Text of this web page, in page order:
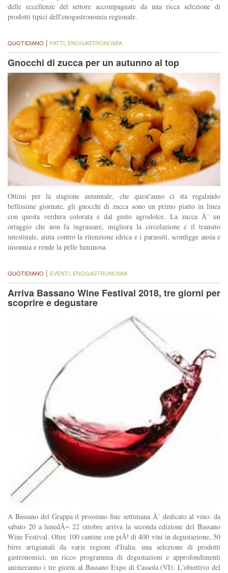
delle eccellenze del settore accompagnate da una ricca selezione di
prodotti tipici dell'enogastronomia regionale.
QUOTIDIANO | FATTI ENOGASTRONOMIA
Gnocchi di zucca per un autunno al top
Ottimi per la stagione autunnale, che quest'anno ci sta regalando
bellissime giornate, gli gnocchi di zucca sono un primo piatto in linea
con questa verdura colorata e dal gusto agrodolce. La zucca Ã¨ un
ortaggio che non fa ingrassare, migliora la circolazione e il transito
intestinale, aiuta contro la ritenzione idrica e i parassiti, sconfigge ansia e
insonnia e rende la pelle luminosa.
QUOTIDIANO | EVENTI ENOGASTRONOMIA
Arriva Bassano Wine Festival 2018, tre giorni per
scoprire e degustare
A Bassano del Grappa il prossimo fine settimana Ã¨ dedicato al vino: da
sabato 20 a lunedÃ¬ 22 ottobre arriva la seconda edizione del Bassano
Wine Festival. Oltre 100 cantine con piÃ¹ di 400 vini in degustazione, 50
birre artigianali da varie regioni d'Italia, una selezione di prodotti
gastronomici, un ricco programma di degustazioni e approfondimenti
animeranno i tre giorni al Bassano Expo di Cassola (VI). L'obiettivo del